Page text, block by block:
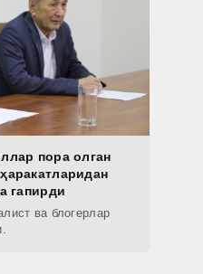
пора олган
гапирди
ва блогерлар